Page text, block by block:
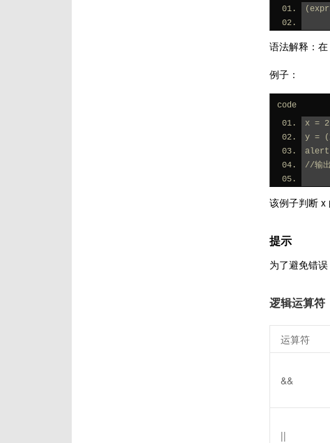
语法解释：
例子：
code
x =
y =
//输
该例子判断 x
提示
为了避免错
逻辑运算符
运算符
&&
||